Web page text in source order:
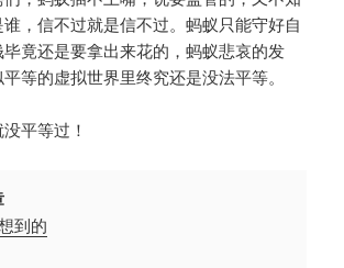
，信不过就是信不过。蚂蚁只能守好自
竟还是要拿出来花的，蚂蚁悲哀的发
等的虚拟世界里终究还是没法平等。
平等过！
到的